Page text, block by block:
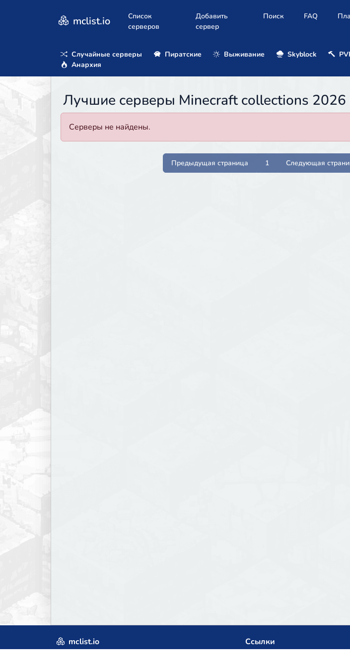
mclist.io
Список
серверов
Добавить
сервер
Поиск FAQ
Случайные серверы Пиратские Выживание Skyblock
Анархия
Лучшие серверы Minecraft collections 2026
Серверы не найдены.
Предыдущая страница 1 Следующая
mclist.io Ссылки